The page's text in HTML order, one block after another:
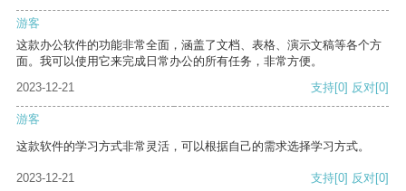
游客
这款办公软件的功能非常全面，涵盖了文档、表格、演示文稿等各个方
面。我可以使用它来完成日常办公的所有任务，非常方便。
2023-12-21
支持[0] 反对[0]
游客
这款软件的学习方式非常灵活，可以根据自己的需求选择学习方式。
2023-12-21 支持[0] 反对[0]